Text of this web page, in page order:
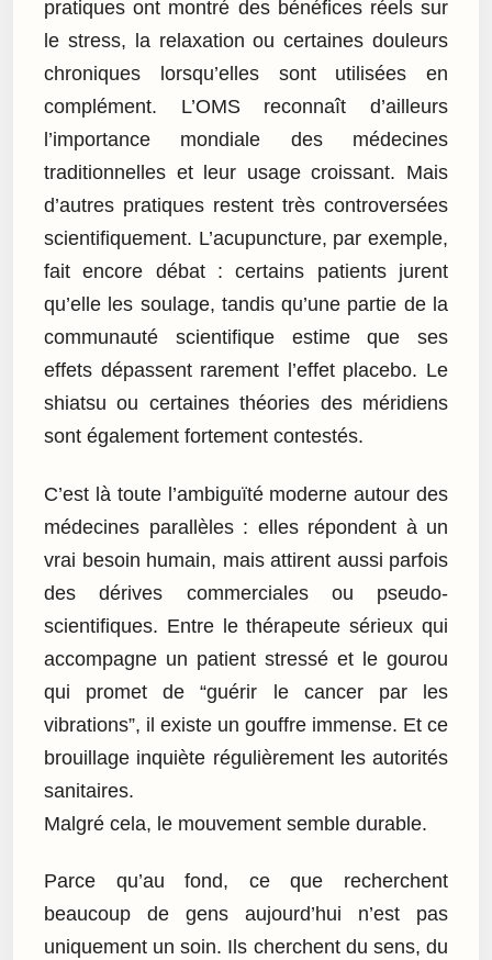
pratiques ont montré des bénéfices réels sur
le stress, la relaxation ou certaines douleurs
chroniques lorsqu’elles sont utilisées en
complément. L’OMS reconnaît d’ailleurs
l’importance mondiale des médecines
traditionnelles et leur usage croissant. Mais
d’autres pratiques restent très controversées
scientifiquement. L’acupuncture, par exemple,
fait encore débat : certains patients jurent
qu’elle les soulage, tandis qu’une partie de la
communauté scientifique estime que ses
effets dépassent rarement l’effet placebo. Le
shiatsu ou certaines théories des méridiens
sont également fortement contestés.
C’est là toute l’ambiguïté moderne autour des
médecines parallèles : elles répondent à un
vrai besoin humain, mais attirent aussi parfois
des dérives commerciales ou pseudo-
scientifiques. Entre le thérapeute sérieux qui
accompagne un patient stressé et le gourou
qui promet de “guérir le cancer par les
vibrations”, il existe un gouffre immense. Et ce
brouillage inquiète régulièrement les autorités
sanitaires.
Malgré cela, le mouvement semble durable.
Parce qu’au fond, ce que recherchent
beaucoup de gens aujourd’hui n’est pas
uniquement un soin. Ils cherchent du sens, du